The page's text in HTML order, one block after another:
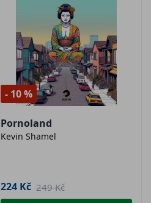
- 10 %
Pornoland
Kevin Shamel
224 Kč 249 Kč